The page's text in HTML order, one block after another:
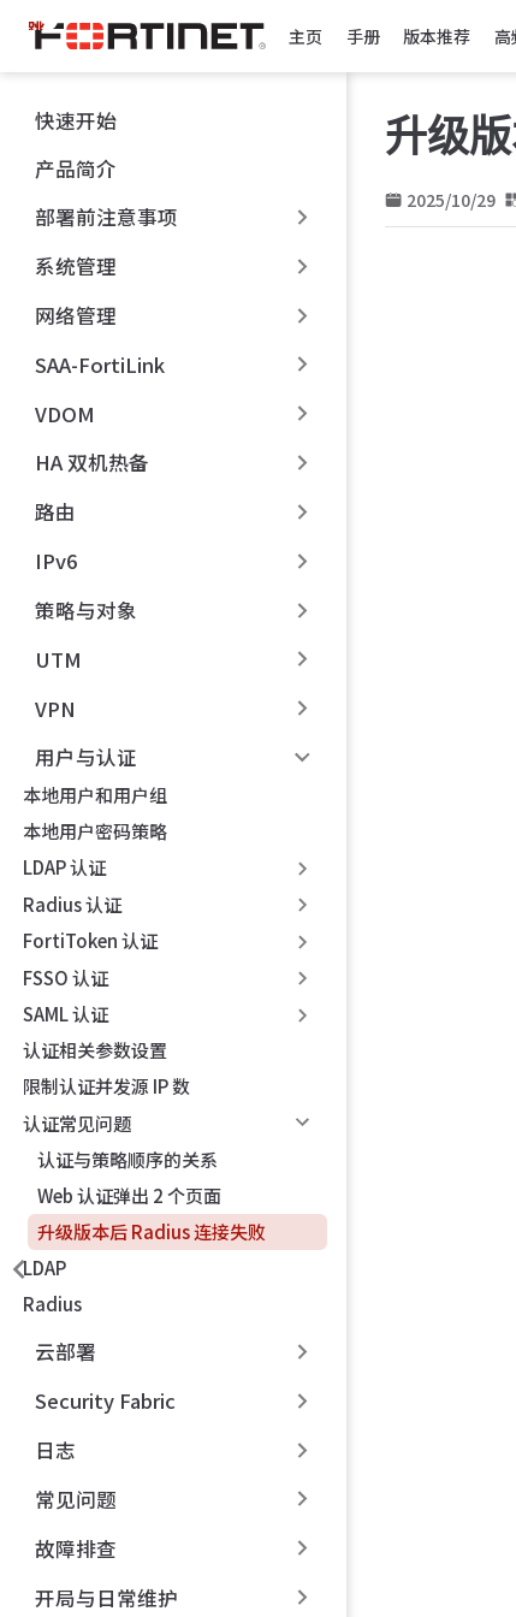
跳
至
主
內
容
主页 手册 版本推荐 高
快速开始
产品简介
部署前注意事项
系统管理
网络管理
SAA-FortiLink
VDOM
HA 双机热备
路由
IPv6
策略与对象
UTM
VPN
用户与认证
本地用户和用户组
本地用户密码策略
LDAP 认证
Radius 认证
FortiToken 认证
FSSO 认证
SAML 认证
认证相关参数设置
限制认证并发源 IP 数
认证常见问题
认证与策略顺序的关系
Web 认证弹出 2 个页面
升级版本后 Radius 连接失败
LDAP
Radius
云部署
Security Fabric
日志
常见问题
故障排查
开局与日常维护
升级
2025/10/29